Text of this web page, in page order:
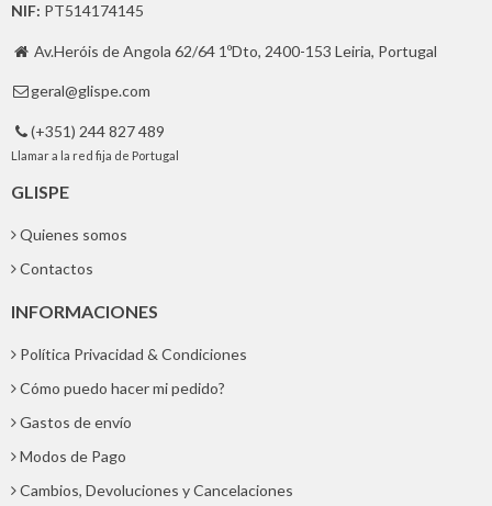
NIF: PT514174145
 Av.Heróis de Angola 62/64 1ºDto, 2400-153 Leiria, Portugal
 geral@glispe.com
 (+351) 244 827 489
Llamar a la red fija de Portugal
GLISPE
Quienes somos
Contactos
INFORMACIONES
Política Privacidad & Condiciones
Cómo puedo hacer mi pedido?
Gastos de envío
Modos de Pago
Cambios, Devoluciones y Cancelaciones